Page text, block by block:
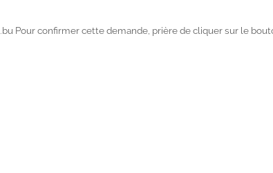
Pour confirmer cette demande, prière de cliquer sur le